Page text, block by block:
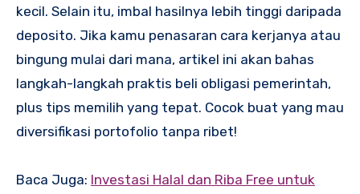
kecil. Selain itu, imbal hasilnya lebih tinggi daripada
deposito. Jika kamu penasaran cara kerjanya atau
bingung mulai dari mana, artikel ini akan bahas
langkah-langkah praktis beli obligasi pemerintah,
plus tips memilih yang tepat. Cocok buat yang mau
diversifikasi portofolio tanpa ribet!
Baca Juga: Investasi Halal dan Riba Free untuk